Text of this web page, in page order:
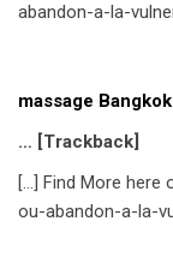
abandon-a-la-
massage Bangkok
… [Trackback]
[…] Find More
ou-abandon-a-la-